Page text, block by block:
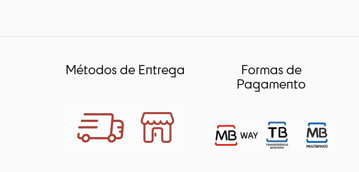
Métodos de Entrega
Formas de
Pagamento